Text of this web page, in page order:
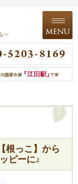
根っこ】から
ピーに♪